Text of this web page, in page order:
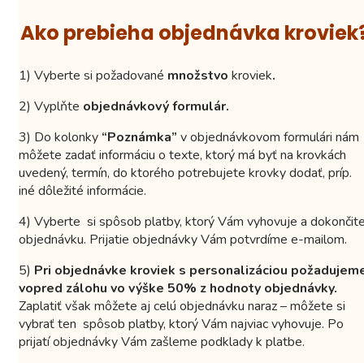
Ako prebieha objednávka
1) Vyberte si požadované množstvo kroviek.
2) Vyplňte objednávkový formulár.
3) Do kolonky “Poznámka” v objednávkovom formulári nám
môžete zadať informáciu o texte, ktorý má byť na krovkách
uvedený, termín, do ktorého potrebujete krovky dodať, príp.
iné dôležité informácie.
4) Vyberte si spôsob platby, ktorý Vám vyhovuje a
objednávku. Prijatie objednávky Vám potvrdíme e-mailom.
5) Pri objednávke kroviek s personalizáciou
vopred zálohu vo výške 50% z hodnoty objednávky.
Zaplatiť však môžete aj celú objednávku naraz – môžete si
vybrať ten spôsob platby, ktorý Vám najviac vyhovuje. Po
prijatí objednávky Vám zašleme podklady k platbe.